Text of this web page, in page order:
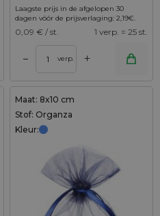
Laagste prijs in de afgelopen 30
dagen vóór de prijsverlaging:2,19€
0,09 € / st. 1 verp. = 25 st.
– verp. +
Maat: 8x10 cm
Stof: Organza
Kleur: